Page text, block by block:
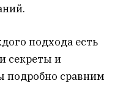
подхода есть
секреты и
подробно сравним